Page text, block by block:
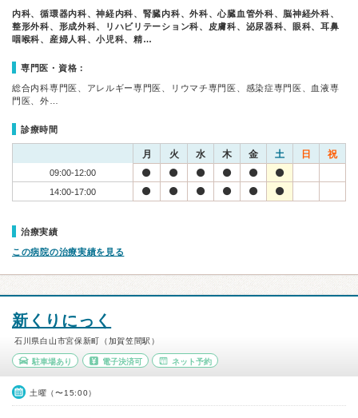
内科、循環器内科、神経内科、腎臓内科、外科、心臓血管外科、脳神経外科、
整形外科、形成外科、リハビリテーション科、皮膚科、泌尿器科、眼科、耳鼻
咽喉科、産婦人科、小児科、精…
専門医・資格：
総合内科専門医、アレルギー専門医、リウマチ専門医、感染症専門医、血液専
門医、外…
診療時間
月 火 水 木 金 土 日 祝
09:00-12:00
14:00-17:00
治療実績
この病院の治療実績を見る
新くりにっく
石川県白山市宮保新町（加賀笠間駅）
駐車場あり 電子決済可 ネット予約
土曜（〜15:00）